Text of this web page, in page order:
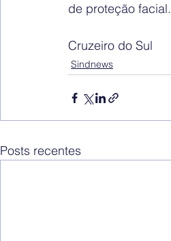
de proteção facial.
Cruzeiro do Sul
Sindnews
Posts recentes